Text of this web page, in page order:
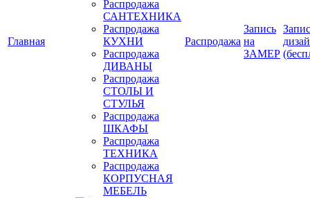
Главная
Распродажа
САНТЕХНИКА
Распродажа
КУХНИ
Распродажа
ДИВАНЫ
Распродажа
СТОЛЫ И
СТУЛЬЯ
Распродажа
ШКАФЫ
Распродажа
ТЕХНИКА
Распродажа
КОРПУСНАЯ
МЕБЕЛЬ
Распродажа
Запись
на
ЗАМЕР